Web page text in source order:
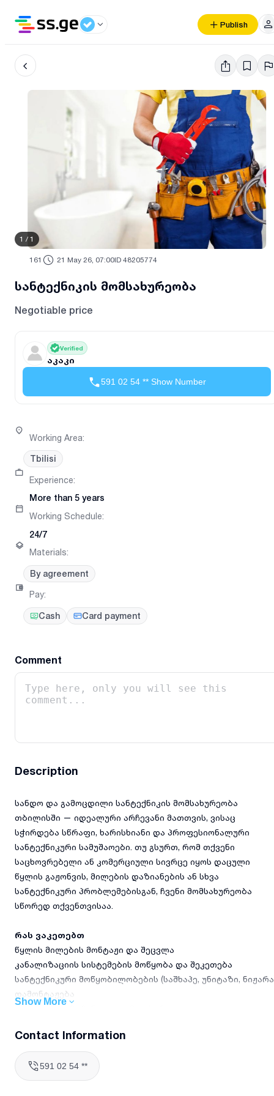
Publish
1 / 1
161 21 May 26, 07:00ID 48205774
სანტექნიკის მომსახურეობა
Negotiable price
Verified
აკაკი
591 02 54 ** Show Number
Working Area:
Tbilisi
Experience:
More than 5 years
Working Schedule:
24/7
Materials:
By agreement
Pay:
Cash Card payment
Comment
Description
სანდო და გამოცდილი სანტექნიკის მომსახურეობა
თბილისში — იდეალური არჩევანი მათთვის, ვისაც
სჭირდება სწრაფი, ხარისხიანი და პროფესიონალური
სანტექნიკური სამუშაოები. თუ გსურთ, რომ თქვენი
საცხოვრებელი ან კომერციული სივრცე იყოს დაცული
წყლის გაჟონვის, მილების დაზიანების ან სხვა
სანტექნიკური პრობლემებისგან, ჩვენი მომსახურეობა
სწორედ თქვენთვისაა.
რას ვაკეთებთ
წყლის მილების მონტაჟი და შეცვლა
კანალიზაციის სისტემების მოწყობა და შეკეთება
სანტექნიკური მოწყობილობების (საშხაპე, უნიტაზი,
დამონტაჟება
გაჟონვის აღმოჩენა და აღმოფხვრა
სანტექნიკური სისტემების დიაგნოსტიკა და
რატომ აგვირჩიოთ
გამოცდილება სანტექნიკურ სფეროში
Show More
Contact Information
591 02 54 **